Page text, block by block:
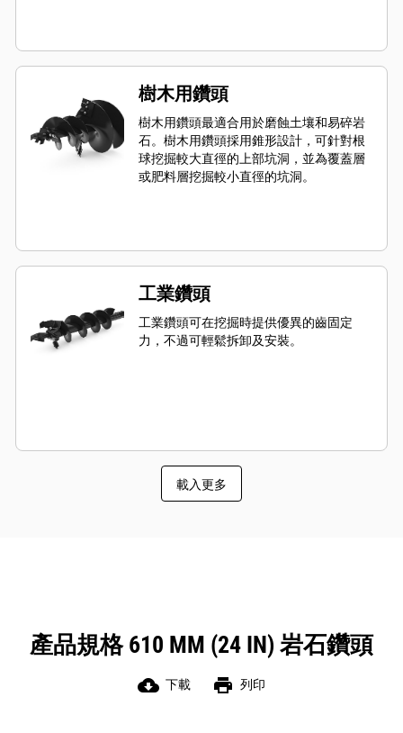
樹木用鑽頭
樹木用鑽頭最適合用於磨蝕土壤和易碎岩
石。樹木用鑽頭採用錐形設計，可針對根
球挖掘較大直徑的上部坑洞，並為覆蓋層
或肥料層挖掘較小直徑的坑洞。
工業鑽頭
工業鑽頭可在挖掘時提供優異的齒固定
力，不過可輕鬆拆卸及安裝。
載入更多
產品規格 610 MM (24 IN) 岩石鑽頭
cloud_download 下載 print 列印